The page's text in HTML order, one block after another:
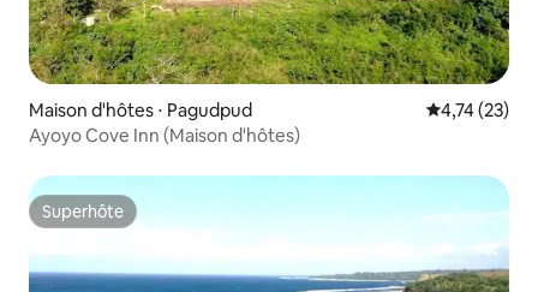
Maison d'hôtes ⋅ Pagudpud Évaluation
4,74 (23)
Ayoyo Cove Inn (Maison d'hôtes)
Superhôte
Superhôte